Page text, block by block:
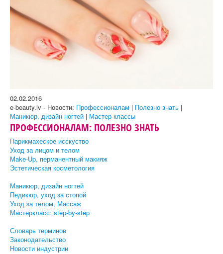
02.02.2016
e-beauty.lv - Новости: Профессионалам | Полезно знать |
Маникюр, дизайн ногтей | Мастер-классы
ПРОФЕССИОНАЛАМ: ПОЛЕЗНО ЗНАТЬ
Парикмахеское исскуство
Уход за лицом и телом
Make-Up, перманентный макияж
Эстетическая косметология
Маникюр, дизайн ногтей
Педикюр, уход за стопой
Уход за телом, Массаж
Мастеркласс: step-by-step
Словарь терминов
Законодательство
Новости индустрии